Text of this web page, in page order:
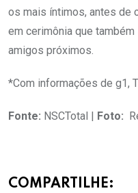
os mais íntimos, antes de
em cerimônia que
amigos próximos.
*Com informações de g1,
Fonte: NSCTotal | Foto:
COMPARTILHE: